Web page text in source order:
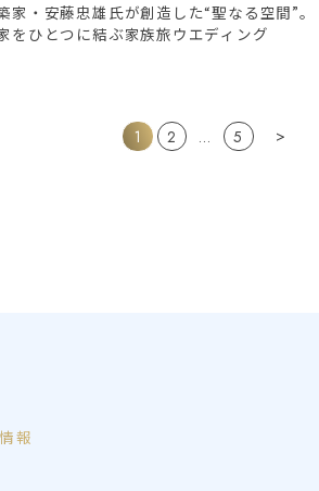
家・安藤忠雄氏が創造した“聖なる空間”。
をひとつに結ぶ家族旅ウエディング
1 2 … 5 >
報